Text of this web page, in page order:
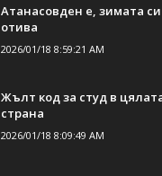
Атанасовден е, зимата си
отива
2026/01/18 8:59:21 AM
Жълт код за студ в
страна
2026/01/18 8:09:49 AM